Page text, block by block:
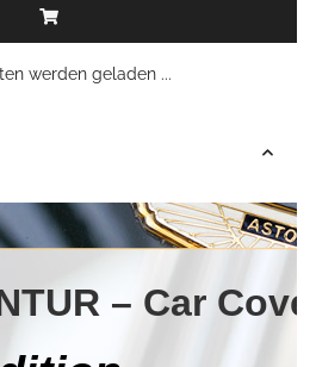
werden geladen ...